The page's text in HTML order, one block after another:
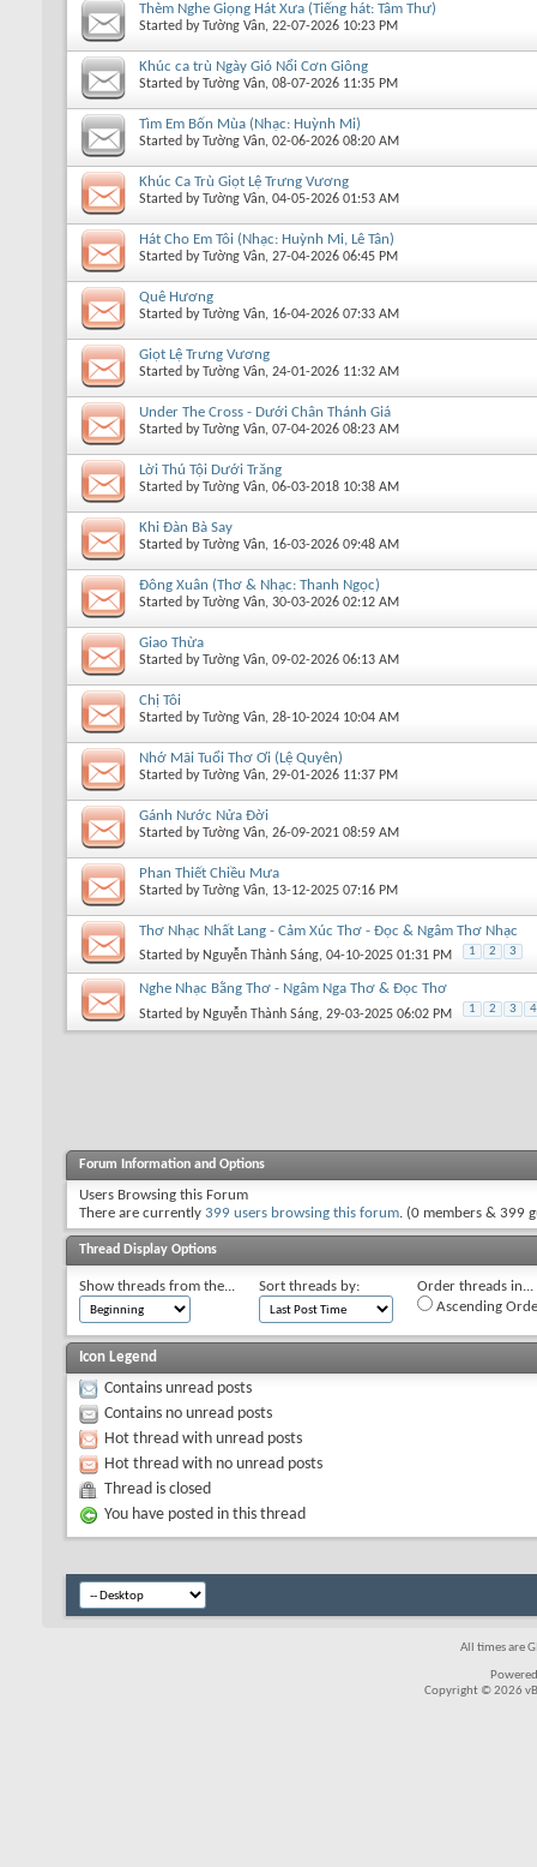
Thèm Nghe Giọng Hát Xưa (Tiếng hát: Tâm Thư)
Started by Tường Vân, 22-07-2026 10:23 PM
Khúc ca trù Ngày Gió Nổi Cơn Giông
Started by Tường Vân, 08-07-2026 11:35 PM
Tìm Em Bốn Mùa (Nhạc: Huỳnh Mi)
Started by Tường Vân, 02-06-2026 08:20 AM
Khúc Ca Trù Giọt Lệ Trưng Vương
Started by Tường Vân, 04-05-2026 01:53 AM
Hát Cho Em Tôi (Nhạc: Huỳnh Mi, Lê Tân)
Started by Tường Vân, 27-04-2026 06:45 PM
Quê Hương
Started by Tường Vân, 16-04-2026 07:33 AM
Giọt Lệ Trưng Vương
Started by Tường Vân, 24-01-2026 11:32 AM
Under The Cross - Dưới Chân Thánh Giá
Started by Tường Vân, 07-04-2026 08:23 AM
Lời Thú Tội Dưới Trăng
Started by Tường Vân, 06-03-2018 10:38 AM
Khi Đàn Bà Say
Started by Tường Vân, 16-03-2026 09:48 AM
Đông Xuân (Thơ & Nhạc: Thanh Ngọc)
Started by Tường Vân, 30-03-2026 02:12 AM
Giao Thừa
Started by Tường Vân, 09-02-2026 06:13 AM
Chị Tôi
Started by Tường Vân, 28-10-2024 10:04 AM
Nhớ Mãi Tuổi Thơ Ơi (Lệ Quyên)
Started by Tường Vân, 29-01-2026 11:37 PM
Gánh Nước Nửa Đời
Started by Tường Vân, 26-09-2021 08:59 AM
Phan Thiết Chiều Mưa
Started by Tường Vân, 13-12-2025 07:16 PM
Thơ Nhạc Nhất Lang - Cảm Xúc Thơ - Đọc & Ngâm Thơ Nhạc
Started by Nguyễn Thành Sáng, 04-10-2025 01:31 PM 1 2 3
Nghe Nhạc Bằng Thơ - Ngâm Nga Thơ & Đọc Thơ
Started by Nguyễn Thành Sáng, 29-03-2025 06:02 PM 1 2 3 4
Forum Information and Options
Users Browsing this Forum
There are currently 399 users browsing this forum. (0 members & 399
Thread Display Options
Show threads from the... Sort threads by:
Order threads in...
Ascending
Icon Legend
Contains unread posts
Contains no unread posts
Hot thread with unread posts
Hot thread with no unread posts
Thread is closed
You have posted in this thread
All times are
Copyright © 2026